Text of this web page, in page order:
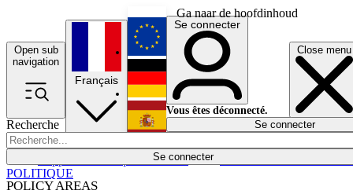
Ga naar de hoofdinhoud
Open sub
navigation
Close menu
Recherche
Se connecter
POLICY AREAS
Économie
Français
English
Deutsch
Español
Se connecter
Vous êtes déconnecté.
Se connecter
POLITIQUE